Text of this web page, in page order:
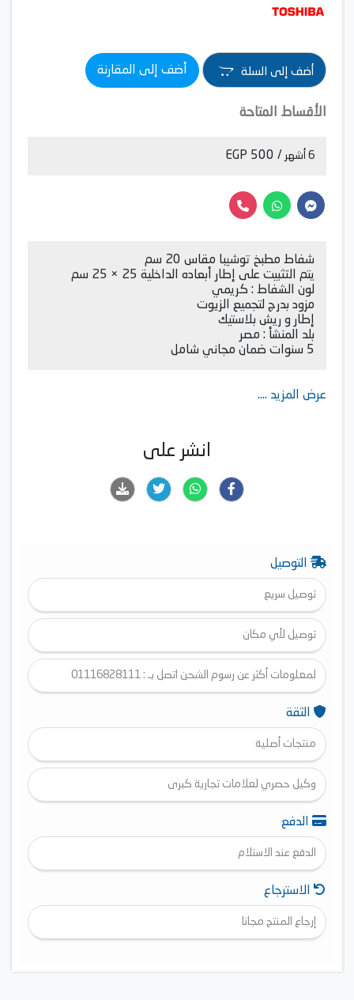
أضف إلى السلة أضف إلى المقارنة
الأقساط المتاحة
6 أشهر / 500 EGP
شفاط مطبخ توشيبا مقاس 20 سم
يتم التثبيت على إطار أبعاده الداخلية 25 × 25 سم
لون الشفاط : كريمي
مزود بدرج لتجميع الزيوت
إطار و ريش بلاستيك
بلد المنشأ : مصر
5 سنوات ضمان مجاني شامل
عرض المزيد ....
انشر على
التوصيل
توصيل سريع
توصيل لأي مكان
لمعلومات أكثر عن رسوم الشحن اتصل بـ : 01116828111
الثقة
منتجات أصلية
وكيل حصري لعلامات تجارية كبرى
الدفع
الدفع عند الاستلام
الاسترجاع
إرجاع المنتج مجانا